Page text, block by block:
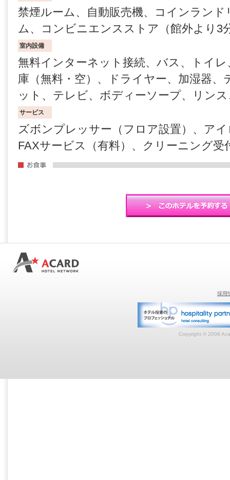
禁煙ルーム、自動販売機、コインラン
ム、コンビニエンスストア（館外より3
室内設備
無料インターネット接続、バス、トイ
庫（無料・空）、ドライヤー、加湿器、
ット、テレビ、ボディーソープ、リン
サービス
ズボンプレッサー（フロア設置）、ア
FAXサービス（有料）、クリーニング受
採用
Copyright © 2008